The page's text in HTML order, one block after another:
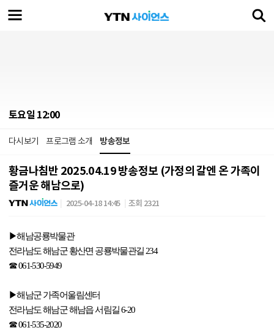
토요일 12:00
다시보기 프로그램 소개 방송정보
황금나침반 2025.04.19 방송정보 (가정의 갈엔 온 가족이
즐거운 해남으로)
2025-04-18 14:45 조회 2321
▶해남공룡박물관
전라남도 해남군 황산면 공룡박물관길 234
☎061-530-5949
▶해남군 가족어울림센터
전라남도 해남군 해남읍 서림길6-20
☎061-535-2020